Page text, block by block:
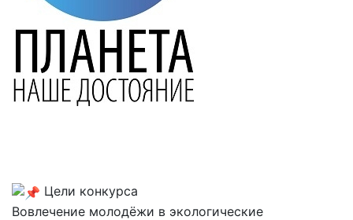
Цели конкурса
Вовлечение молодёжи в экологические